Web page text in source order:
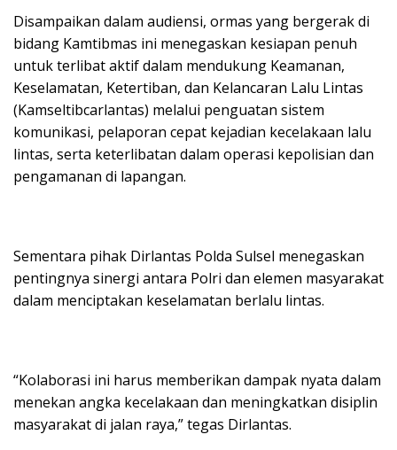
Disampaikan dalam audiensi, ormas yang bergerak di
bidang Kamtibmas ini menegaskan kesiapan penuh
untuk terlibat aktif dalam mendukung Keamanan,
Keselamatan, Ketertiban, dan Kelancaran Lalu Lintas
(Kamseltibcarlantas) melalui penguatan sistem
komunikasi, pelaporan cepat kejadian kecelakaan lalu
lintas, serta keterlibatan dalam operasi kepolisian dan
pengamanan di lapangan.
Sementara pihak Dirlantas Polda Sulsel menegaskan
pentingnya sinergi antara Polri dan elemen masyarakat
dalam menciptakan keselamatan berlalu lintas.
“Kolaborasi ini harus memberikan dampak nyata dalam
menekan angka kecelakaan dan meningkatkan disiplin
masyarakat di jalan raya,” tegas Dirlantas.